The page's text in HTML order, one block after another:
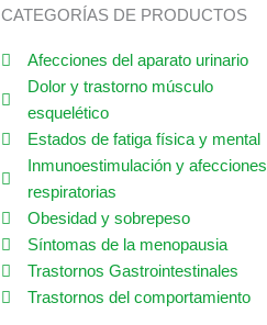
CATEGORÍAS DE PRODUCTOS
Afecciones del aparato urinario
Dolor y trastorno músculo
esquelético
Estados de fatiga física y mental
Inmunoestimulación y afecciones
respiratorias
Obesidad y sobrepeso
Síntomas de la menopausia
Trastornos Gastrointestinales
Trastornos del comportamiento